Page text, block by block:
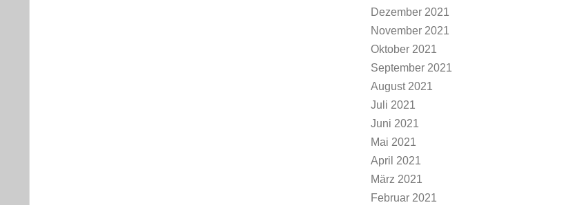
Dezember 2021
November 2021
Oktober 2021
September 2021
August 2021
Juli 2021
Juni 2021
Mai 2021
April 2021
März 2021
Februar 2021